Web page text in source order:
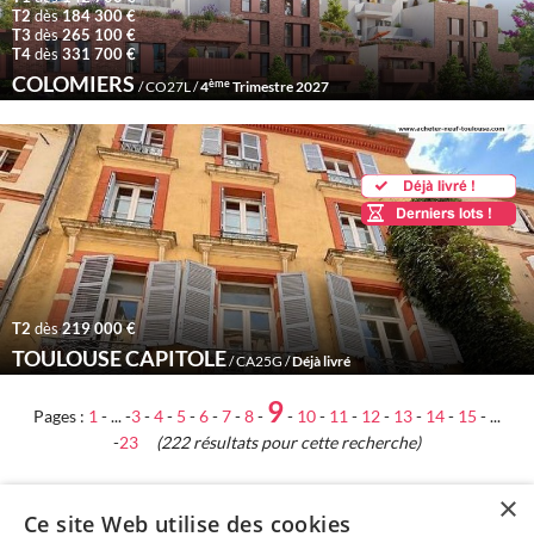
T2dès184 300 €
T3 dès265 100 €
T4dès 331 700 €
COLOMIERS/ CO27L /4èmeTrimestre 2027
T2 dès219 000 €
TOULOUSE CAPITOLE/ CA25G /Déjà livré
Pages : 1 - ... -3-4- 5 -6-7-8- 9- 10- 11 - 12- 13- 14- 15 - ...
-23 (222 résultats pour cette recherche)
×
Ce site Web utilise des cookies